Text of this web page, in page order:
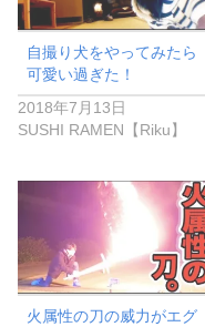
自撮り犬をやってみたら
可愛い過ぎた！
2018年7月13日
SUSHI RAMEN【Riku】
火属性の刀の威力がエグ